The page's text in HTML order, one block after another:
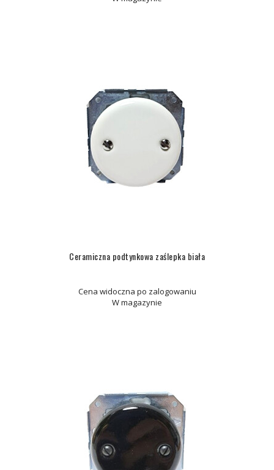
Ceramiczna podtynkowa zaślepka biała
Cena widoczna po zalogowaniu
W magazynie